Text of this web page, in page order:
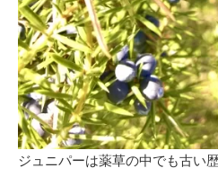
ジュニパーは薬草の中でも古い